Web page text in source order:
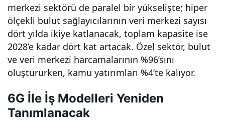
merkezi sektörü de paralel bir yükselişte; hiper
ölçekli bulut sağlayıcılarının veri merkezi sayısı
dört yılda ikiye katlanacak, toplam kapasite ise
2028’e kadar dört kat artacak. Özel sektör, bulut
ve veri merkezi harcamalarının %96’sını
oluştururken, kamu yatırımları %4’te kalıyor.
6G İle İş Modelleri Yeniden
Tanımlanacak
üsü